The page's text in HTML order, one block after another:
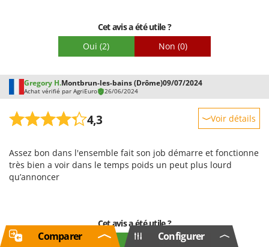
Cet avis a été utile ?
Oui (2) Non (0)
Gregory H.Montbrun-les-bains (Drôme)09/07/2024
Achat vérifié par AgriEuro 26/06/2024
4,3 Voir détails
Prestations
Facilité d'utilisation
Emballage
Assez bon dans l'ensemble fait son job démarre et fonctionne
très bien a voir dans le temps poids un peut plus lourd
qu’annoncer
Cet avis a été utile ?
Non(0)
Configurer
Comparer